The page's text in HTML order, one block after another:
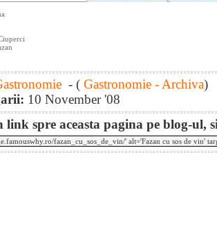
- ( Gastronomie - Archiva)
10 November '08
link spre aceasta pagina pe blog-ul,